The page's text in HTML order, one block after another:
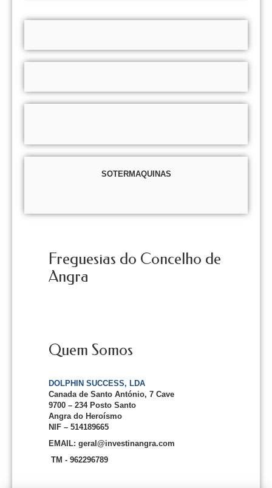
SOTERMAQUINAS
Freguesias do Concelho de
Angra
Quem Somos
DOLPHIN SUCCESS, LDA
Canada de Santo António, 7 Cave
9700 – 234 Posto Santo
Angra do Heroísmo
NIF – 514189665
EMAIL: geral@investinangra.com
TM - 962296789